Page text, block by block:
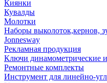
Киянки
Кувалды
Молотки
Наборы выколоток,кернов,
Jonnesway
Рекламная продукция
Ключи динамометрические
Ремонтные комплекты
Инструмент для линейно-